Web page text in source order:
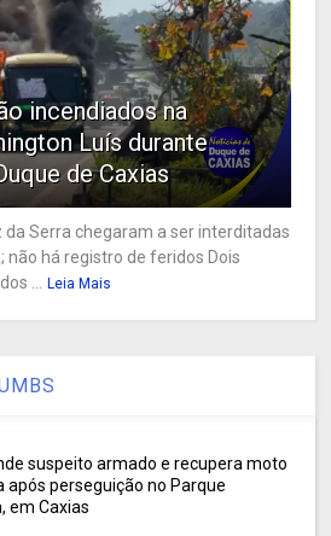
incendiados na
Luís durante
de Caxias
Serra chegaram a ser interditadas
não há registro de feridos Dois
...
Leia Mais
suspeito armado e recupera moto
após perseguição no Parque
em Caxias